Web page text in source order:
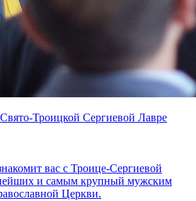
Троицкой Сергиевой Лавре
вас с Троице-Сергиевой
и самым крупный мужским
Церкви.